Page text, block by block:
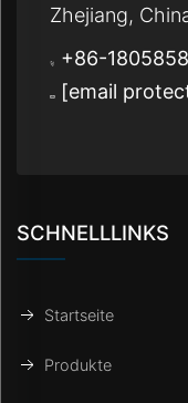
Zhejiang,
+86-
[email
SCHNELLLINKS
Startseite
Produkte